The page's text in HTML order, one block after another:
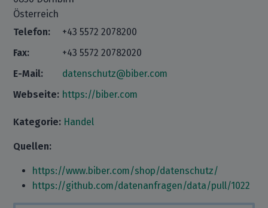
Österreich
Telefon:
+43 5572 2078200
Fax:
+43 5572 20782020
E-Mail:
datenschutz@biber.com
Webseite: https://biber.com
Kategorie: Handel
Quellen:
https://www.biber.com/shop/datenschutz/
https://github.com/datenanfragen/data/pull/1022